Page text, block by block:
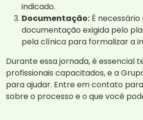
indicado.
Documentação: É
documentação exigida pelo
pela clínica para formalizar a
Durante essa jornada, é essencial
profissionais capacitados, e a
para ajudar. Entre em contato
sobre o processo e o que você